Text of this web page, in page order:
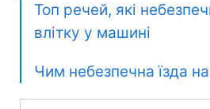
Топ речей, які
влітку у машині
Чим небезпечна їзда